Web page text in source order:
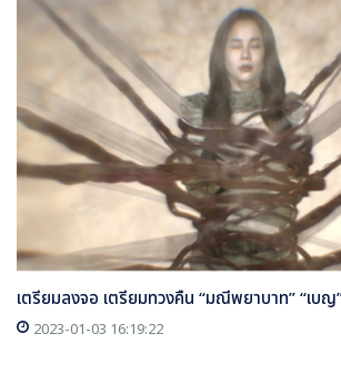
เตรียมลงจอ เตรียมทวงคืน “มณีพยาบาท” “เบ
2023-01-03 16:19:22